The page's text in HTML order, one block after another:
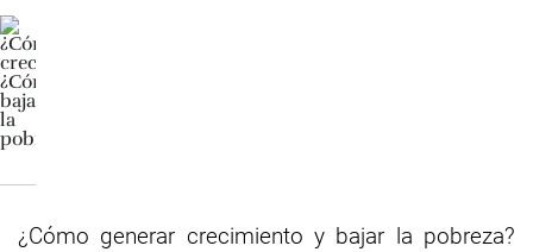
¿Cómo generar crecimiento y bajar la pobreza?